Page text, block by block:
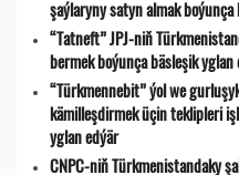
şaýlaryny satyn almak
“Tatneft” JPJ-niň
bermek boýunça bäsleşik yglan
“Türkmennebit” ýol we
kämilleşdirmek üçin teklipleri
yglan edýär
CNPC-niň Türkmenistandaky